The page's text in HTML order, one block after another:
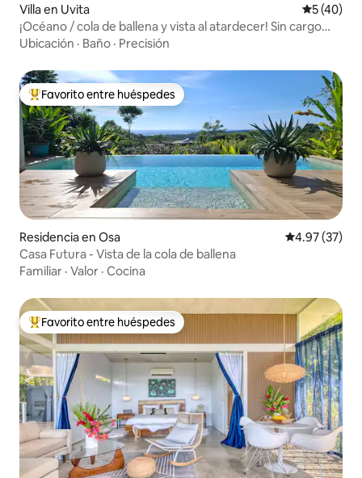
Villa en Uvita
5 (40)
¡Océano / cola de ballena y vista al atardecer! Sin cargo
por limpieza*
Ubicación · Baño · Precisión
De los mejores en Favorito entre huéspedes
Favorito entre huéspedes
Residencia en Osa Calificación
4.97 (37)
Casa Futura - Vista de la cola de ballena
Familiar · Valor · Cocina
De los mejores en Favorito entre huéspedes
Favorito entre huéspedes